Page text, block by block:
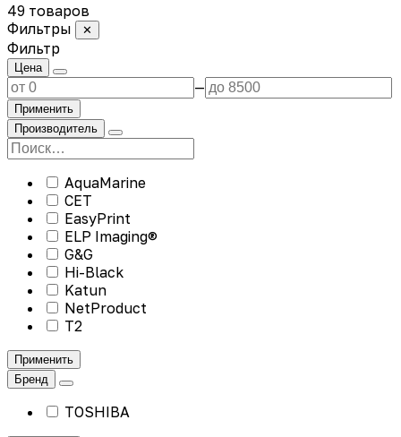
49 товаров
Фильтры
✕
Фильтр
Цена
—
Применить
Производитель
AquaMarine
CET
EasyPrint
ELP Imaging®
G&G
Hi-Black
Katun
NetProduct
T2
Применить
Бренд
TOSHIBA